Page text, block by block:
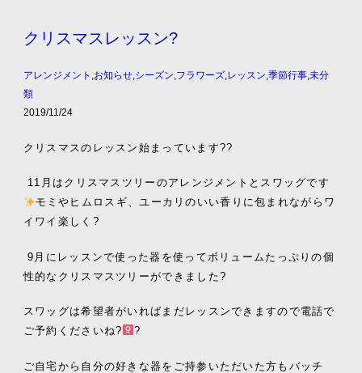
クリスマスレッスン?
アレンジメント ,お知らせ,シーズン,フラワーズ,レッスン,季節行事,未分
類
2019/11/24
クリスマスのレッスン始まっています??
11月はクリスマスツリーのアレンジメントとスワッグです
モミやヒムロスギ、ユーカリのいい香りに包まれながらワ
イワイ楽しく?
9月にレッスンで使った器を使ってボリュームたっぷりの個
性的なクリスマスツリーができました?
スワッグは希望者がいればまだレッスンできますので電話で
ご予約くださいね?‍
?
ご自宅から自分の好きな器をご持参いただいた方もバッチ